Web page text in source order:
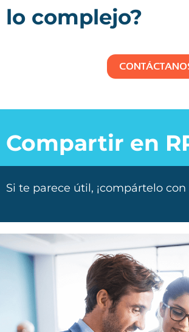
lo complejo?
Compartir en
Si te parece útil, ¡compártelo